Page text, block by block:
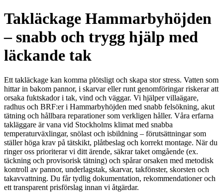
Takläckage Hammarbyhöjden
– snabb och trygg hjälp med
läckande tak
Ett takläckage kan komma plötsligt och skapa stor stress. Vatten som
hittar in bakom pannor, i skarvar eller runt genomföringar riskerar att
orsaka fuktskador i tak, vind och väggar. Vi hjälper villaägare,
radhus och BRF:er i Hammarbyhöjden med snabb felsökning, akut
tätning och hållbara reparationer som verkligen håller. Våra erfarna
takläggare är vana vid Stockholms klimat med snabba
temperaturväxlingar, snölast och isbildning – förutsättningar som
ställer höga krav på tätskikt, plåtbeslag och korrekt montage. När du
ringer oss prioriterar vi ditt ärende, säkrar taket omgående (ex.
täckning och provisorisk tätning) och spårar orsaken med metodisk
kontroll av pannor, underlagstak, skarvar, takfönster, skorsten och
takavvattning. Du får tydlig dokumentation, rekommendationer och
ett transparent prisförslag innan vi åtgärdar.